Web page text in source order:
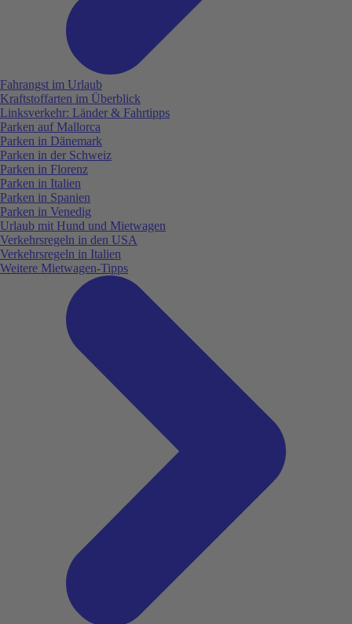
Fahrangst im Urlaub
Kraftstoffarten im Überblick
Linksverkehr: Länder & Fahrtipps
Parken auf Mallorca
Parken in Dänemark
Parken in der Schweiz
Parken in Florenz
Parken in Italien
Parken in Spanien
Parken in Venedig
Urlaub mit Hund und Mietwagen
Verkehrsregeln in den USA
Verkehrsregeln in Italien
Weitere Mietwagen-Tipps